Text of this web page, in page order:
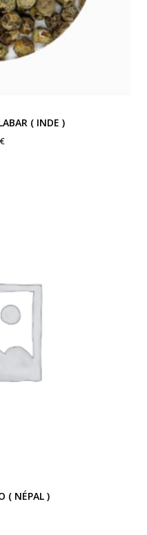
( INDE )
€
( NÉPAL )